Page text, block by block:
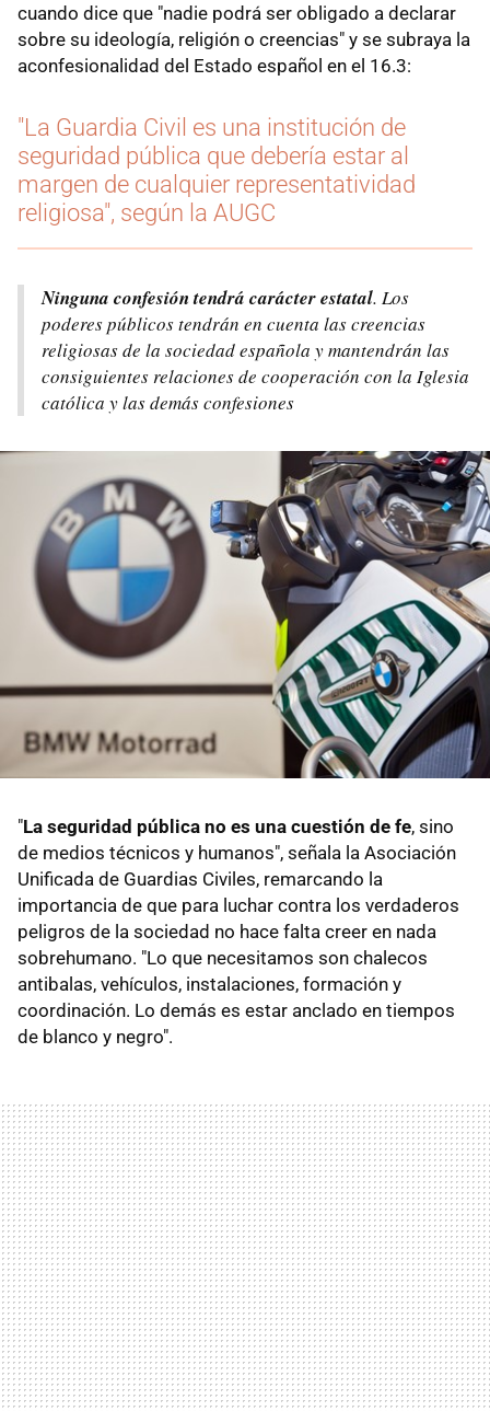
cuando dice que "nadie podrá ser obligado a declarar
sobre su ideología, religión o creencias" y se subraya la
aconfesionalidad del Estado español en el 16.3:
"La Guardia Civil es una institución de
seguridad pública que debería estar al
margen de cualquier representatividad
religiosa", según la AUGC
Ninguna confesión tendrá carácter estatal. Los
poderes públicos tendrán en cuenta las creencias
religiosas de la sociedad española y mantendrán las
consiguientes relaciones de cooperación con la Iglesia
católica y las demás confesiones
"La seguridad pública no es una cuestión de fe, sino
de medios técnicos y humanos", señala la Asociación
Unificada de Guardias Civiles, remarcando la
importancia de que para luchar contra los verdaderos
peligros de la sociedad no hace falta creer en nada
sobrehumano. "Lo que necesitamos son chalecos
antibalas, vehículos, instalaciones, formación y
coordinación. Lo demás es estar anclado en tiempos
de blanco y negro".